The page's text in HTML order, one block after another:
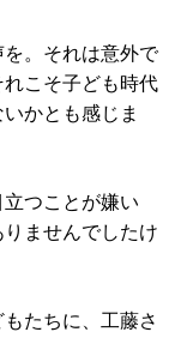
。それは意外で
こそ子ども時代
かとも感じま
立つことが嫌い
ませんでしたけ
たちに、工藤さ